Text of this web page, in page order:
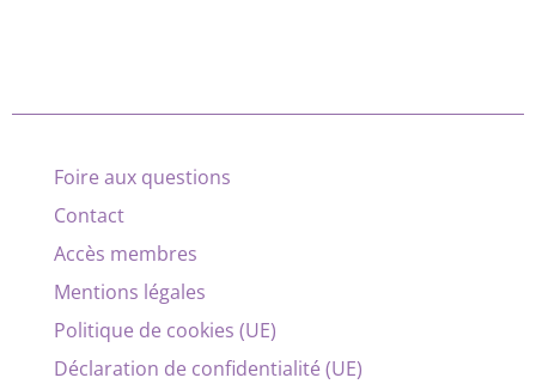
Foire aux questions
Contact
Accès membres
Mentions légales
Politique de cookies (UE)
Déclaration de confidentialité (UE)